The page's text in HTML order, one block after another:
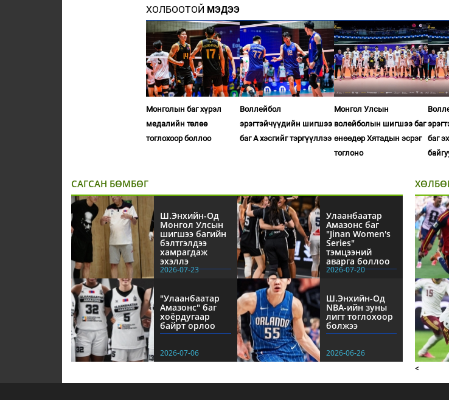
ХОЛБООТОЙ МЭДЭЭ
Монголын баг хүрэл
медалийн төлөө
тоглохоор боллоо
Воллейбол
эрэгтэйчүүдийн шигшээ
баг А хэсгийг тэргүүллээ
Монгол Улсын
волейболын шигшээ баг
өнөөдөр Хятадын эсрэг
тоглоно
баг
САГСАН БӨМБӨГ
Ш.Энхийн-Од
Монгол Улсын
шигшээ багийн
бэлтгэлдээ
хамрагдаж
эхэллэ
2026-07-23
Улаанбаатар
Амазонс баг
"Jinan Women's
Series"
тэмцээний
аварга боллоо
2026-07-20
"Улаанбаатар
Амазонс" баг
хоёрдугаар
байрт орлоо
2026-07-06
Ш.Энхийн-Од
NBА-ийн зуны
лигт тоглохоор
болжээ
2026-06-26
<